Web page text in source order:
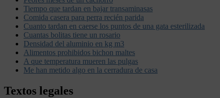
Tiempo que tardan en bajar transaminasas
Comida casera para perra recién parida
Cuanto tardan en caerse los puntos de una gata esterilizada
Cuantas bolitas tiene un rosario
Densidad del aluminio en kg m3
Alimentos prohibidos bichon maltes
A que temperatura mueren las pulgas
Me han metido algo en la cerradura de casa
Textos legales